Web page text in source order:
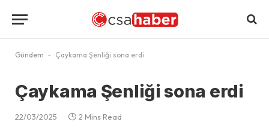
Gündem - Çaykama Şenliği sona erdi
Çaykama Şenliği sona erdi
22/03/2025 2 Mins Read